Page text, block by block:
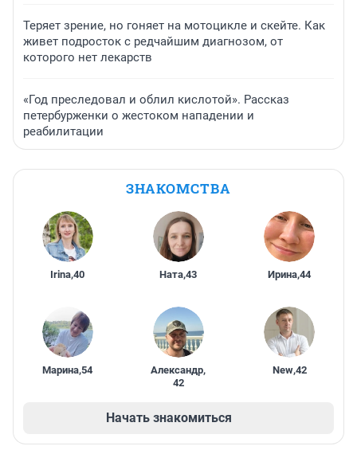
Теряет зрение, но гоняет на мотоцикле и скейте. Как
живет подросток с редчайшим диагнозом, от
которого нет лекарств
«Год преследовал и облил кислотой». Рассказ
петербурженки о жестоком нападении и
реабилитации
ЗНАКОМСТВА
Irina,40 Ната,43 Ирина,44
Марина,54 Александр,
42
New,42
Начать знакомиться